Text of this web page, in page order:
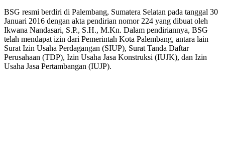
BSG resmi berdiri di Palembang, Sumatera Selatan pada tanggal 30
Januari 2016 dengan akta pendirian nomor 224 yang dibuat oleh
Ikwana Nandasari, S.P., S.H., M.Kn. Dalam pendiriannya, BSG
telah mendapat izin dari Pemerintah Kota Palembang, antara lain
Surat Izin Usaha Perdagangan (SIUP), Surat Tanda Daftar
Perusahaan (TDP), Izin Usaha Jasa Konstruksi (IUJK), dan Izin
Usaha Jasa Pertambangan (IUJP).